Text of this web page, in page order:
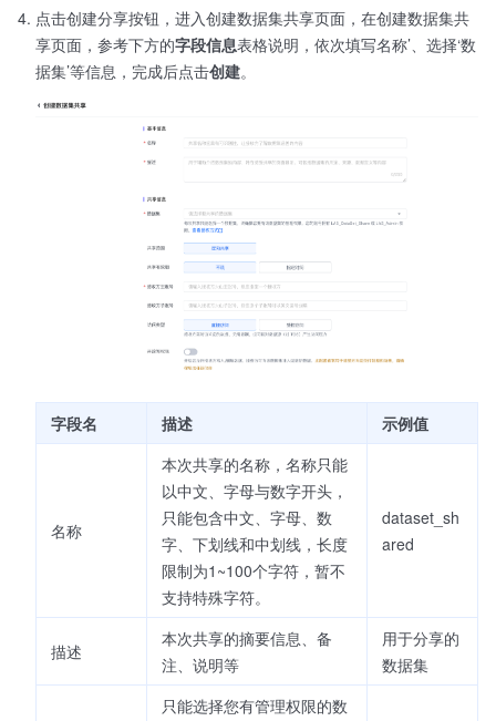
点击创建分享按钮，进入创建数据集共享页面，在创建数据集共
享页面，参考下方的字段信息表格说明，依次填写名称’、选择‘数
据集’等信息，完成后点击创建。
字段名 描述 示例值
名称
本次共享的名称，名称只能
以中文、字母与数字开头，
只能包含中文、字母、数
字、下划线和中划线，长度
限制为1~100个字符，暂不
支持特殊字符。
dataset_sh
ared
描述
本次共享的摘要信息、备
注、说明等
用于分享的
数据集
只能选择您有管理权限的数